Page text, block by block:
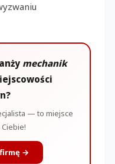
mechanik
— to miejsce
→